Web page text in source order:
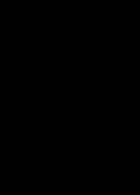
Moa